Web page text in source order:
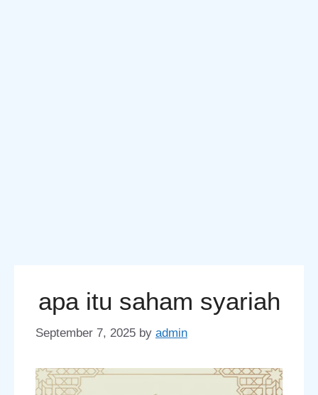
apa itu saham syariah
September 7, 2025 by admin